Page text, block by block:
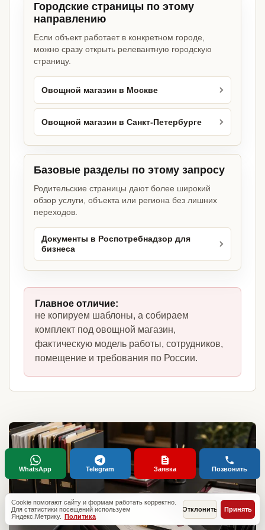
Городские страницы по этому
направлению
Если объект работает в конкретном городе,
можно сразу открыть релевантную городскую
страницу.
Овощной магазин в Москве
Овощной магазин в Санкт-Петербурге
Базовые разделы по этому запросу
Родительские страницы дают более широкий
обзор услуги, объекта или региона без лишних
переходов.
Документы в Роспотребнадзор для
бизнеса
Главное отличие:
не копируем шаблоны, а собираем
комплект под овощной магазин,
фактическую модель работы, сотрудников,
помещение и требования по России.
Cookie помогают сайту и формам работать корректно.
Для статистики посещений используем
Яндекс.Метрику. Политика
Отклонить Принять
WhatsApp Telegram Заявка Позвонить